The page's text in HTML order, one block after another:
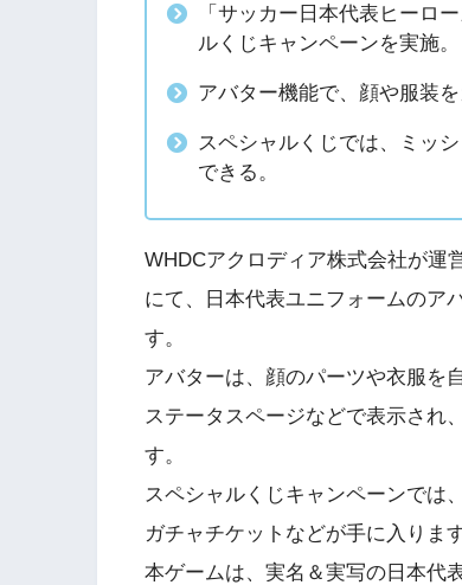
「サッカー日本代表ヒーロ
ルくじキャンペーンを実施。
アバター機能で、顔や服装
スペシャルくじでは、ミッ
できる。
WHDCアクロディア株式会社が運
にて、日本代表ユニフォームのア
す。
アバターは、顔のパーツや衣服を
ステータスページなどで表示され
す。
スペシャルくじキャンペーンでは
ガチャチケットなどが手に入ります
本ゲームは、実名＆実写の日本代